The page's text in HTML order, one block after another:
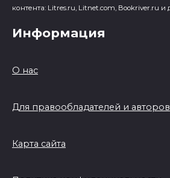
контента: Litres.ru, Litnet.com, Bookriver.ru и
Информация
О нас
Для правообладателей и авторов
Карта сайта